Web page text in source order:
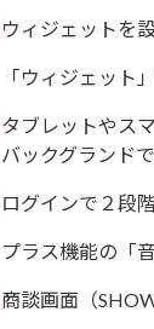
ウィジェットを
「ウィジェット
タブレットやス
バックグランド
ログインで２段
プラス機能の「
商談画面（